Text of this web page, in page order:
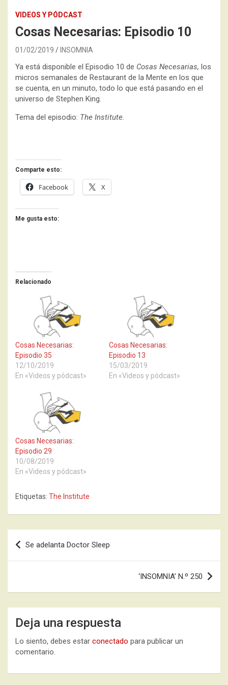
VIDEOS Y PÓDCAST
Cosas Necesarias: Episodio 10
01/02/2019 INSOMNIA
Ya está disponible el Episodio 10 de Cosas Necesarias, los
micros semanales de Restaurant de la Mente en los que
se cuenta, en un minuto, todo lo que está pasando en el
universo de Stephen King.
Tema del episodio: The Institute.
Comparte esto:
Facebook X
Me gusta esto:
Relacionado
Cosas Necesarias:
Episodio 35
12/10/2019
En «Videos y pódcast»
Cosas Necesarias:
Episodio 13
15/03/2019
En «Videos y pódcast»
Cosas Necesarias:
Episodio 29
10/08/2019
En «Videos y pódcast»
Etiquetas: The Institute
Navegación
de
Se adelanta Doctor Sleep
‘INSOMNIA’ N.º 250
Deja una respuesta
Lo siento, debes estar conectado para publicar un
comentario.